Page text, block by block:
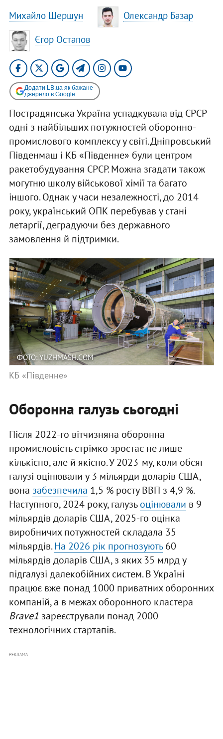
Михайло Шершун
Олександр Базар
Єгор Остапов
Додати LB.ua як бажане
джерело в Google
Пострадянська Україна успадкувала від СРСР
одні з найбільших потужностей оборонно-
промислового комплексу у світі. Дніпровський
Південмаш і КБ «Південне» були центром
ракетобудування СРСР. Можна згадати також
могутню школу військової хімії та багато
іншого. Однак у часи незалежності, до 2014
року, український ОПК перебував у стані
летаргії, деградуючи без державного
замовлення й підтримки.
ФОТО: YUZHMASH.СOM
КБ «Південне»
Оборонна галузь сьогодні
Після 2022-го вітчизняна оборонна
промисловість стрімко зростає не лише
кількісно, але й якісно. У 2023-му, коли обсяг
галузі оцінювали у 3 мільярди доларів США,
вона забезпечила 1,5 % росту ВВП з 4,9 %.
Наступного, 2024 року, галузьоцінювали в 9
мільярдів доларів США, 2025-го оцінка
виробничих потужностей складала 35
мільярдів.На 2026 рік прогнозують60
мільярдів доларів США, з яких 35 млрд у
підгалузі далекобійних систем. В Україні
працює вже понад 1000 приватних оборонних
компаній, а в межах оборонного кластера
Brave1 зареєстрували понад 2000
технологічних стартапів.
РЕКЛАМА